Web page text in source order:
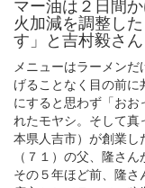
火加減を調整し
す」と吉村毅さん
メニューはラーメン
げることなく目の前
にすると思わず「お
れたモヤシ。そして
本県人吉市）が創業
（７１）の父、隆さん
その５年ほど前、隆